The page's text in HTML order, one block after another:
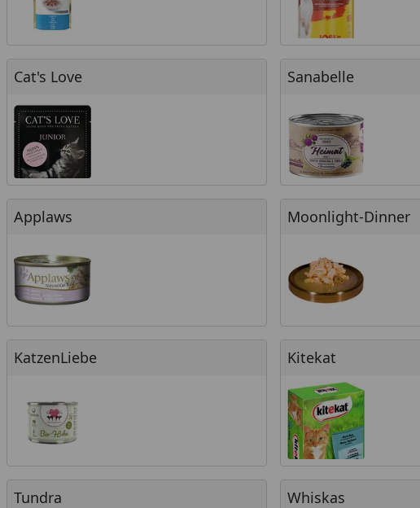
Cat's Love
Cat's Love Sanabelle
Sanabelle
Applaws
Applaws Moonlight-Dinner
Moonlight-Dinner
KatzenLiebe
KatzenLiebe Kitekat
Kitekat
Tundra
Tundra Whiskas
Whiskas